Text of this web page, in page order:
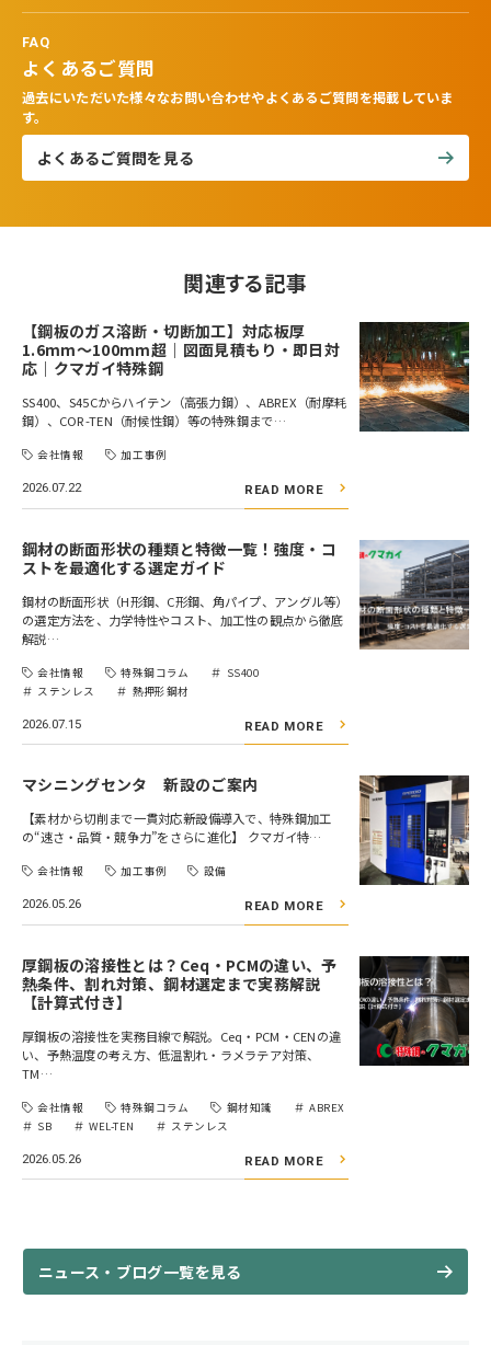
FAQ
よくあるご質問
過去にいただいた様々なお問い合わせやよくあるご質問を掲載していま
す。
よくあるご質問を見る
関連する記事
【鋼板のガス溶断・切断加工】対応板厚
1.6mm～100mm超｜図面見積もり・即日対
応｜クマガイ特殊鋼
SS400、S45Cからハイテン（高張力鋼）、ABREX（耐摩耗
鋼）、COR-TEN（耐候性鋼）等の特殊鋼まで…
会社情報 加工事例
2026.07.22 READ MORE
鋼材の断面形状の種類と特徴一覧！強度・コ
ストを最適化する選定ガイド
鋼材の断面形状（H形鋼、C形鋼、角パイプ、アングル等）
の選定方法を、力学特性やコスト、加工性の観点から徹底
解説…
会社情報 特殊鋼コラム
SS400
ステンレス
熱押形鋼材
2026.07.15 READ MORE
マシニングセンタ 新設のご案内
【素材から切削まで一貫対応――新設備導入で、特殊鋼加工
の“速さ・品質・競争力”をさらに進化】 クマガイ特…
会社情報 加工事例 設備
2026.05.26 READ MORE
厚鋼板の溶接性とは？Ceq・PCMの違い、予
熱条件、割れ対策、鋼材選定まで実務解説
【計算式付き】
厚鋼板の溶接性を実務目線で解説。Ceq・PCM・CENの違
い、予熱温度の考え方、低温割れ・ラメラテア対策、
TM…
会社情報 特殊鋼コラム 鋼材知識
ABREX
SB
WEL-TEN ステンレス
2026.05.26 READ MORE
ニュース・ブログ一覧を見る